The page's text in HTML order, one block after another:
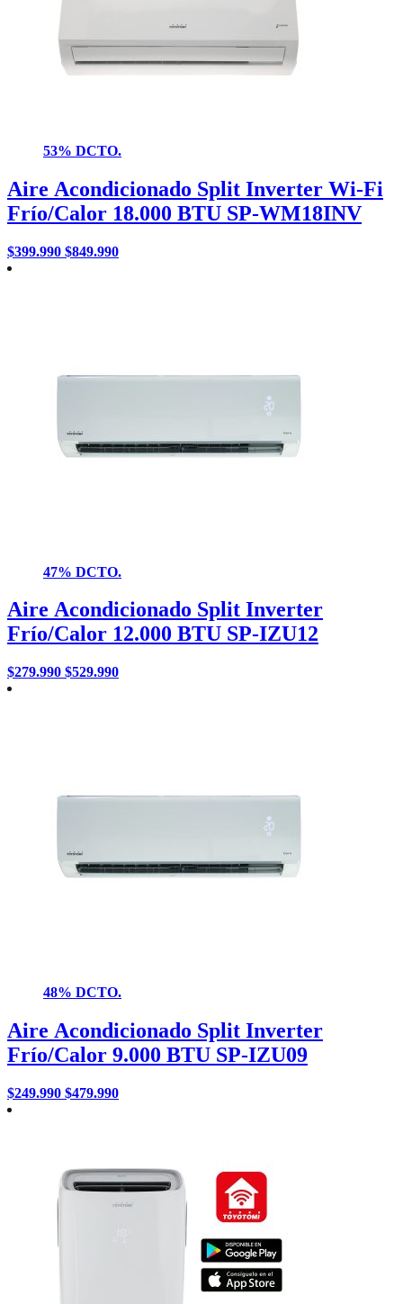
53% DCTO.
Aire Acondicionado Split Inverter Wi-Fi
Frío/Calor 18.000 BTU SP-WM18INV
$399.990 $849.990
47% DCTO.
Aire Acondicionado Split Inverter
Frío/Calor 12.000 BTU SP-IZU12
$279.990 $529.990
48% DCTO.
Aire Acondicionado Split Inverter
Frío/Calor 9.000 BTU SP-IZU09
$249.990 $479.990